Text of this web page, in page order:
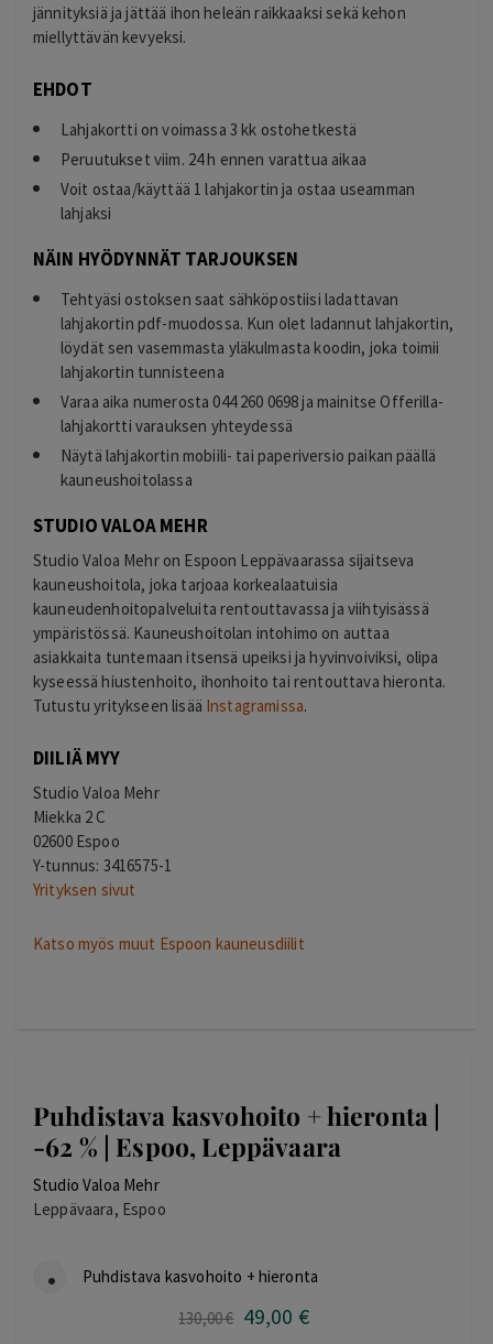
jännityksiä ja jättää ihon heleän raikkaaksi sekä kehon
miellyttävän kevyeksi.
EHDOT
Lahjakortti on voimassa 3 kk ostohetkestä
Peruutukset viim. 24 h ennen varattua aikaa
Voit ostaa/käyttää 1 lahjakortin ja ostaa useamman
lahjaksi
NÄIN HYÖDYNNÄT TARJOUKSEN
Tehtyäsi ostoksen saat sähköpostiisi ladattavan
lahjakortin pdf-muodossa. Kun olet ladannut lahjakortin,
löydät sen vasemmasta yläkulmasta koodin, joka toimii
lahjakortin tunnisteena
Varaa aika numerosta 044 260 0698 ja mainitse Offerilla-
lahjakortti varauksen yhteydessä
Näytä lahjakortin mobiili- tai paperiversio paikan päällä
kauneushoitolassa
STUDIO VALOA MEHR
Studio Valoa Mehr on Espoon Leppävaarassa sijaitseva
kauneushoitola, joka tarjoaa korkealaatuisia
kauneudenhoitopalveluita rentouttavassa ja viihtyisässä
ympäristössä. Kauneushoitolan intohimo on auttaa
asiakkaita tuntemaan itsensä upeiksi ja hyvinvoiviksi, olipa
kyseessä hiustenhoito, ihonhoito tai rentouttava hieronta.
Tutustu yritykseen lisää Instagramissa.
DIILIÄ MYY
Studio Valoa Mehr
Miekka 2 C
02600 Espoo
Y-tunnus: 3416575-1
Yrityksen sivut
Katso myös muut Espoon kauneusdiilit
Puhdistava kasvohoito + hieronta |
-62 % | Espoo, Leppävaara
Studio Valoa Mehr
Leppävaara, Espoo
Puhdistava kasvohoito + hieronta
130,00€ Alkuperäinen
49,00 €Nykyinen